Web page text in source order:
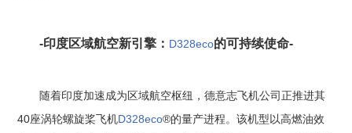
-印度区域航空新引擎： D328eco的可持续使命-
随着印度加速成为区域航空枢纽，德意志飞机公司正推进其
40座涡轮螺旋桨飞机D328eco®的量产进程。该机型以高燃油效